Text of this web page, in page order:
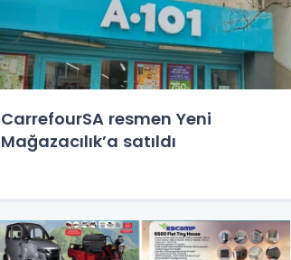
CarrefourSA resmen Yeni
Mağazacılık’a satıldı